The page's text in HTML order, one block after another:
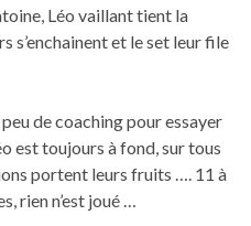
Léo vaillant tient la
s’enchainent et le set leur file
de coaching pour essayer
est toujours à fond, sur tous
portent leurs fruits …. 11 à
rien n’est joué …